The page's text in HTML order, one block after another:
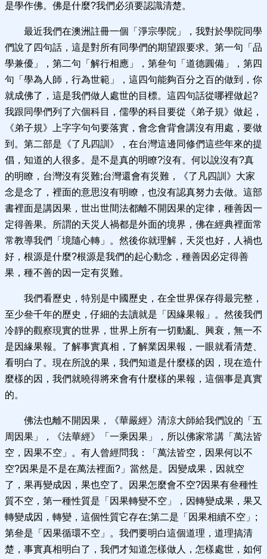
是學作佛。佛是什麼?我們必須要認識清楚。
最近我們在澳洲註冊一個「淨宗學院」，我對於學院同學
們說了四句話，這是對所有同學們的期望跟要求。第一句「品
學兼優」，第二句「解行相應」，第叄句「道德圓備」，第四
句「學為人師，行為世範」，這四句能夠百分之百的做到，你
就成佛了，這是我們做人處世的目標。這四句話從哪裡做起?
我跟同學們列了六個科目，儒學的科目要從《弟子規》做起，
《弟子規》上字字句句要落實，會念會背會講沒有用處，要做
到。第二部是《了凡四訓》，在台灣這邊同修們這些年來的提
倡，知道的人很多。是不是真的明瞭?沒有。何以說沒有?真
的明瞭，台灣沒有災難;台灣還會有災難，《了凡四訓》大家
念是念了，裡面的意思沒有明瞭，也沒有認真努力去做。這部
書裡面是講因果，世出世間法都離不開因果的定律，種善因一
定得善果。所謂的天災人禍都是外面的境界，佛在經典裡面常
常教導我們「境隨心轉」。然後你就理解，天災也好，人禍也
好，根源是什麼?根源是我們的起心動念，種善因必定得善
果，種不善的因一定有災難。
我們看歷史，特別是中國歷史，在全世界保存得最完整，
至少叄千年的歷史，仔細的去讀就是「因緣果報」。然後我們
冷靜的觀察現實的世界，世界上所有一切動亂、興衰，無一不
是因緣果報。了解事實真相，了解業因果報，一眼就看清楚、
看明白了。現在所說的果，我們知道是什麼樣的因，現在造什
麼樣的因，我們就曉得將來會有什麼樣的果報，這個事是真實
的。
佛法也離不開因果，《華嚴經》清涼大師給我們說的「五
周因果」，《法華經》「一乘因果」，所以佛家常講「萬法皆
空，因果不空」。有人曾經問我：「萬法皆空，因果何以不
空?因果是不是在萬法裡面?」當然是。因變成果，因就空
了，果再變成因，果也空了。因果怎麼會不空?因果有叄種性
質不空，第一種性質是「因果轉變不空」，因轉變成果，果又
轉變成因，轉變，這個性質它存在;第二是「因果相續不空」;
第叄是「因果循環不空」。我們要明白這個道理，道理搞清
楚，事實真相明白了，我們才知道怎樣做人，怎樣處世，如何